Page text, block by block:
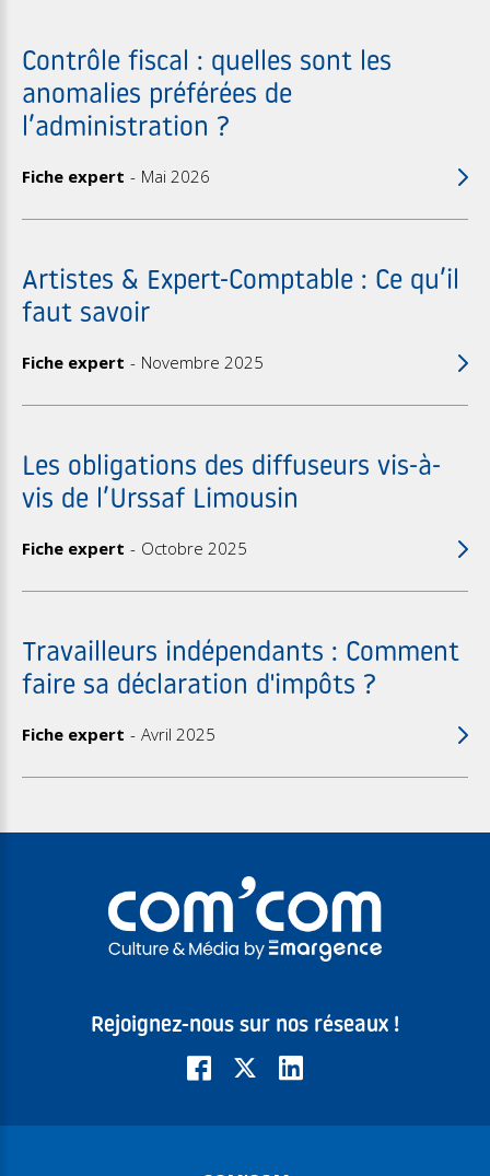
Contrôle fiscal : quelles sont les
anomalies préférées de
l’administration ?
Fiche expert Mai 2026
Artistes & Expert-Comptable : Ce qu’il
faut savoir
Fiche expert Novembre 2025
Les obligations des diffuseurs vis-à-
vis de l’Urssaf Limousin
Fiche expert Octobre 2025
Travailleurs indépendants : Comment
faire sa déclaration d'impôts ?
Fiche expert Avril 2025
Rejoignez-nous sur nos réseaux !